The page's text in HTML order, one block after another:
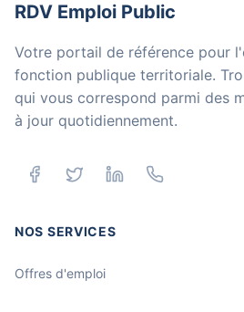
RDV Emploi Public
Votre portail de référence pour
fonction publique territoriale.
qui vous correspond parmi des
à jour quotidiennement.
NOS SERVICES
Offres d'emploi